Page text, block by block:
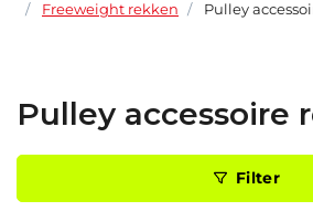
Freeweight rekken
Pulley
Pulley accessoire
Filter